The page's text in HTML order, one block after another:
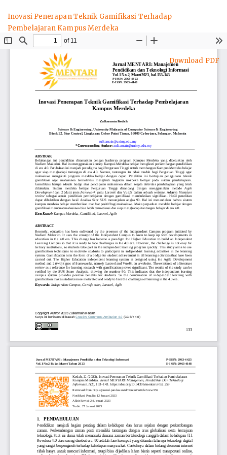
Article
Details
Inovasi Penerapan Teknik Gamifikasi Terhadap
Pembelajaran Kampus Merdeka
Download
Download PDF